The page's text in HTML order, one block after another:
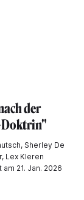
der
Sherley De
Lex Kleren
21. Jan. 2026